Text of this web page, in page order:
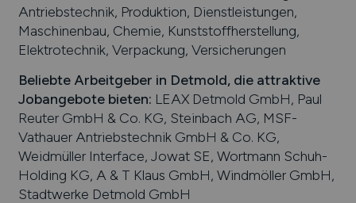
Antriebstechnik, Produktion, Dienstleistungen,
Maschinenbau, Chemie, Kunststoffherstellung,
Elektrotechnik, Verpackung, Versicherungen
Beliebte Arbeitgeber in Detmold, die attraktive
Jobangebote bieten: LEAX Detmold GmbH, Paul
Reuter GmbH & Co. KG, Steinbach AG, MSF-
Vathauer Antriebstechnik GmbH & Co. KG,
Weidmüller Interface, Jowat SE, Wortmann Schuh-
Holding KG, A & T Klaus GmbH, Windmöller GmbH,
Stadtwerke Detmold GmbH